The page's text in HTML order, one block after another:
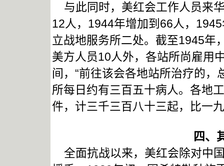
与此同时，美红会工作人员来
12人，1944年增加到66人，
立战地服务所二处。截至1945年
美方人员10人外，各站所尚雇用
间，“前往该会各地站所治疗的
所每日约有三百五十病人。各地
件，计三千三百八十三起，比一
四、
全面抗战以来，美红会除对中